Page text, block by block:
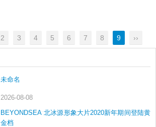
2 3 4 5 6 7 8 9 ››
未命名
2026-08-08
BEYONDSEA 北冰源形象大片2020新年期间登陆黄
金档